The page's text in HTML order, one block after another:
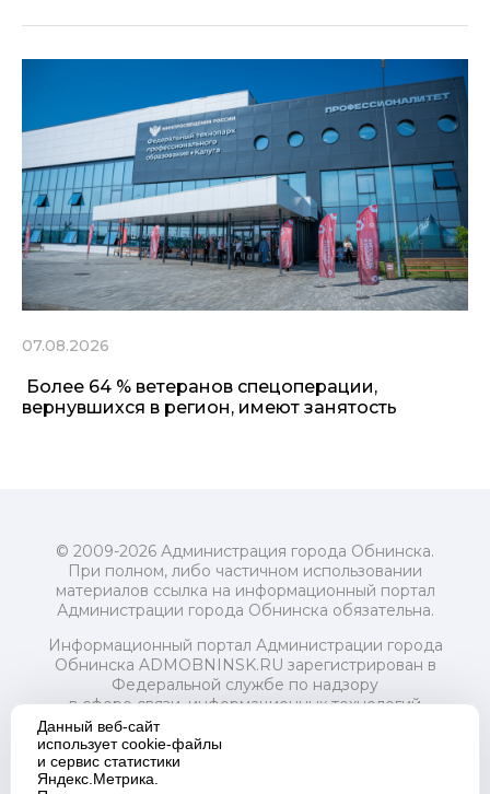
07.08.2026
Более 64 % ветеранов спецоперации,
вернувшихся в регион, имеют занятость
© 2009-2026 Администрация города Обнинска.
При полном, либо частичном использовании
материалов ссылка на информационный портал
Администрации города Обнинска обязательна.
Информационный портал Администрации города
Обнинска ADMOBNINSK.RU зарегистрирован в
Федеральной службе по надзору
в сфере связи, информационных технологий
и массовых коммуникаций (Роскомнадзор) 24 июля
2018 года.
Свидетельство о регистрации Эл № ФС77-73321
Данный веб-сайт
использует cookie-файлы
и сервис статистики
Яндекс.Метрика.